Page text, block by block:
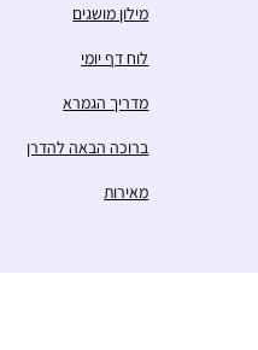
מילון מושגים
לוח דף יומי
מדריך הגמרא
ברוכה הבאה להדרן
מאירות